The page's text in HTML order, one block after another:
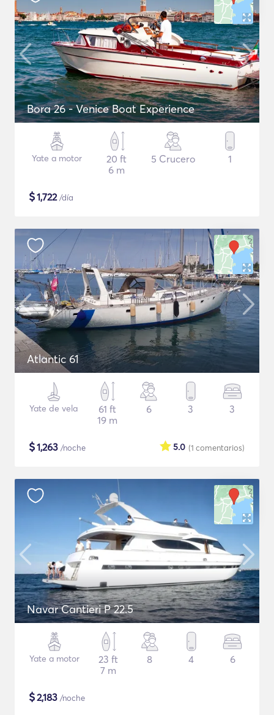
Bora 26 - Venice Boat Experience
Yate a motor
20 ft
6 m
5 Crucero 1
$1,722/día
Atlantic 61
Yate de vela
61 ft
19 m
6 3 3
$1,263 /noche (1 comentarios)
5.0
Navar Cantieri P 22.5
Yate a motor
23 ft
7 m
8 4 6
$2,183 /noche